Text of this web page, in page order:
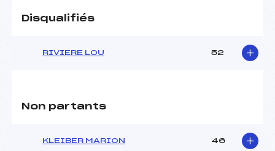
Disqualifiés
RIVIERE LOU 52
Non partants
KLEIBER MARION 46